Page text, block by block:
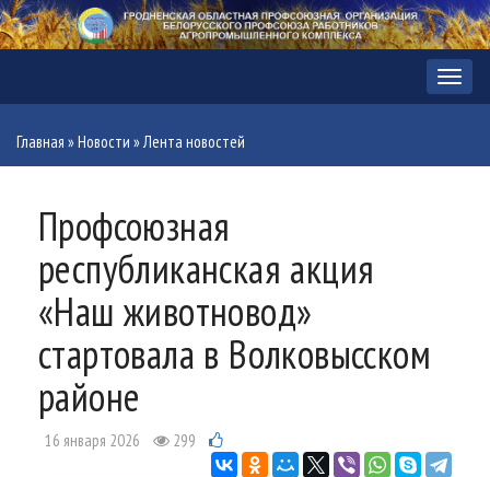
Меню
Главная »Новости »Лента новостей
Профсоюзная
республиканская акция
«Наш животновод»
стартовала в Волковысском
районе
16 января 2026 299